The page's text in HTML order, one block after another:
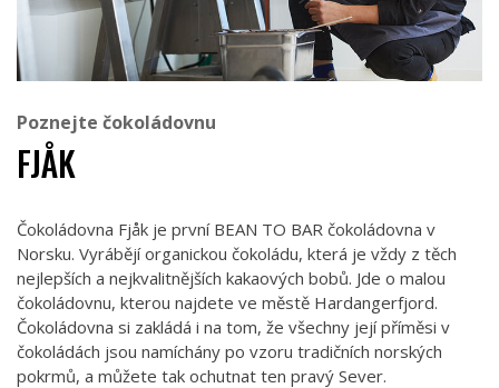
Poznejte čokoládovnu
FJÅK
Čokoládovna Fjåk je první BEAN TO BAR čokoládovna v
Norsku. Vyrábějí organickou čokoládu, která je vždy z těch
nejlepších a nejkvalitnějších kakaových bobů. Jde o malou
čokoládovnu, kterou najdete ve městě Hardangerfjord.
Čokoládovna si zakládá i na tom, že všechny její příměsi v
čokoládách jsou namíchány po vzoru tradičních norských
pokrmů, a můžete tak ochutnat ten pravý Sever.